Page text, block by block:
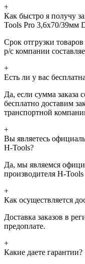
+
Как быстро я получу
Tools Pro 3,6x70/39мм
Срок отгрузки
р/с компании
+
Есть ли у вас
Да, если сумма заказа
бесплатно доставим
транспортной
+
Вы являетесь
H-Tools?
Да, мы являемся
производителя H-Tools
+
Как осуществляется
Доставка заказов в
предоплате.
+
Какие даете гарантии?